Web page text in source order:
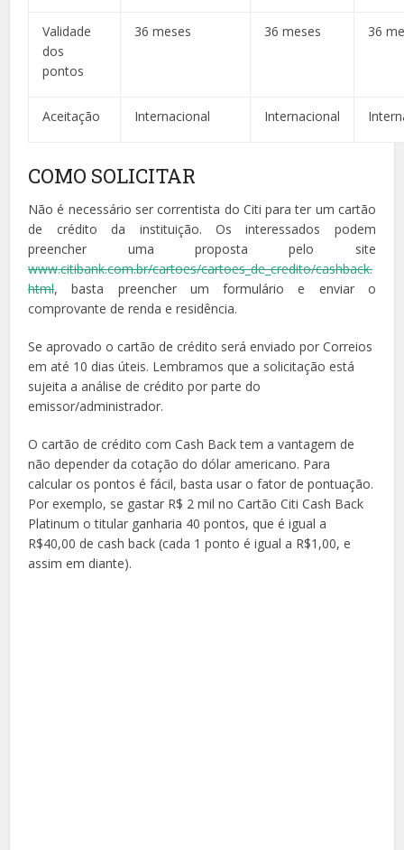
Validade
dos
pontos
36 meses 36 meses 36
Aceitação Internacional Internacional
COMO SOLICITAR
Não é necessário ser correntista do Citi para ter um cartão
de crédito da instituição. Os interessados podem
preencher uma proposta pelo site
www.citibank.com.br/cartoes/cartoes_de_credito/cashback.
html, basta preencher um formulário e enviar o
comprovante de renda e residência.
Se aprovado o cartão de crédito será enviado por Correios
em até 10 dias úteis. Lembramos que a solicitação está
sujeita a análise de crédito por parte do
emissor/administrador.
O cartão de crédito com Cash Back tem a vantagem de
não depender da cotação do dólar americano. Para
calcular os pontos é fácil, basta usar o fator de pontuação.
Por exemplo, se gastar R$ 2 mil no Cartão Citi Cash Back
Platinum o titular ganharia 40 pontos, que é igual a
R$40,00 de cash back (cada 1 ponto é igual a R$1,00, e
assim em diante).